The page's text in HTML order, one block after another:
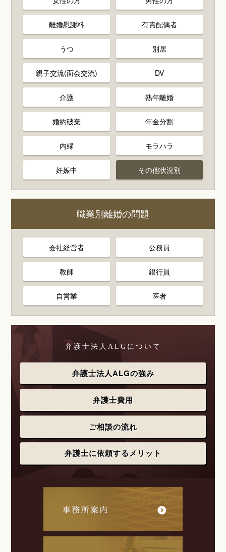
離婚慰謝料 有責配偶者
うつ 別居
親子交流(面会交流) DV
介護 熟年離婚
婚約破棄 年金分割
内縁 モラハラ
妊娠中 その他状況別
職業別離婚の問題
会社経営者 公務員
教師 銀行員
自営業 医者
弁護士法人ALGについて
弁護士法人ALGの強み
弁護士費用
ご相談の流れ
弁護士に依頼するメリット